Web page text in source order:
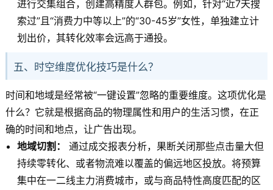
进行交集组合，创建高精度人群包。例如，针对“近7天搜
索过”且“消费力中等以上”的“30-45岁”女性，单独建立计
划出价，其转化效率会远高于通投。
五、时空维度优化技巧是什么？
时间和地域是经常被“一键设置”忽略的重要维度。这项优化是
什么？它就是根据商品的物理属性和用户的生活习惯，在正
确的时间和地点，让广告出现。
地域切割：
通过成交报表分析，果断关闭那些点击量大但
持续零转化、或者物流难以覆盖的偏远地区投放。将预算
集中在一二线主力消费城市，或与商品特性高度匹配的区